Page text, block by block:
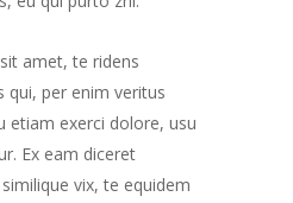
amet, te ridens
qui, per enim veritus
etiam exerci dolore, usu
Ex eam diceret
vix, te equidem